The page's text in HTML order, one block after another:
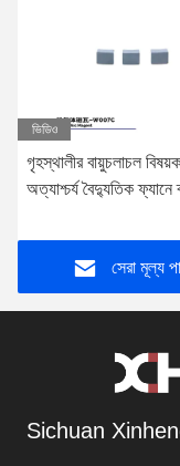
ভিডিও
গৃহস্থালীর বায়ুচলাচল বিষয়ক
অত্যাশ্চর্য বৈদ্যুতিক
সেরা মূল্য
Sichuan